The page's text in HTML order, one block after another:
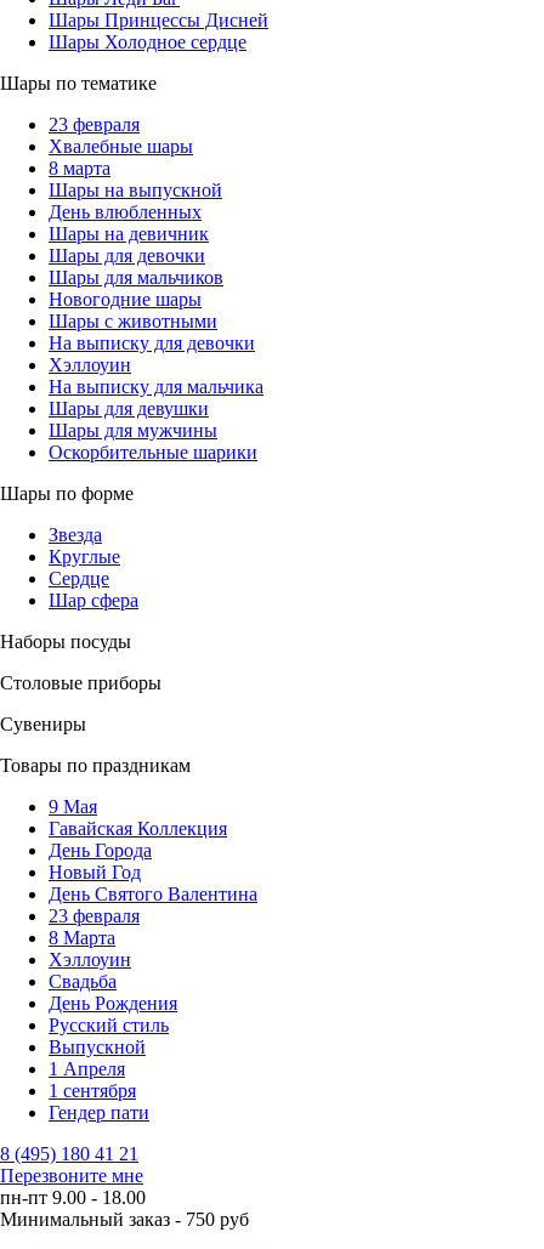
Шары Принцессы Дисней
Шары Холодное сердце
Шары по тематике
23 февраля
Хвалебные шары
8 марта
Шары на выпускной
День влюбленных
Шары на девичник
Шары для девочки
Шары для мальчиков
Новогодние шары
Шары с животными
На выписку для девочки
Хэллоуин
На выписку для мальчика
Шары для девушки
Шары для мужчины
Оскорбительные шарики
Шары по форме
Звезда
Круглые
Сердце
Шар сфера
Наборы посуды
Столовые приборы
Сувениры
Товары по праздникам
9 Мая
Гавайская Коллекция
День Города
Новый Год
День Святого Валентина
23 февраля
8 Марта
Хэллоуин
Свадьба
День Рождения
Русский стиль
Выпускной
1 Апреля
1 сентября
Гендер пати
8 (495) 180 41 21
Перезвоните мне
пн-пт 9.00 - 18.00
Минимальный заказ - 750 руб